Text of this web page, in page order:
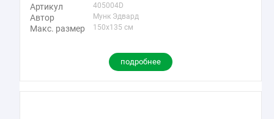
Артикул 405004D
Автор Мунк Эдвард
Макс. размер 150x135 см
подробнее